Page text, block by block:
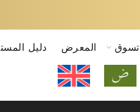
تسوق المعرض دليل